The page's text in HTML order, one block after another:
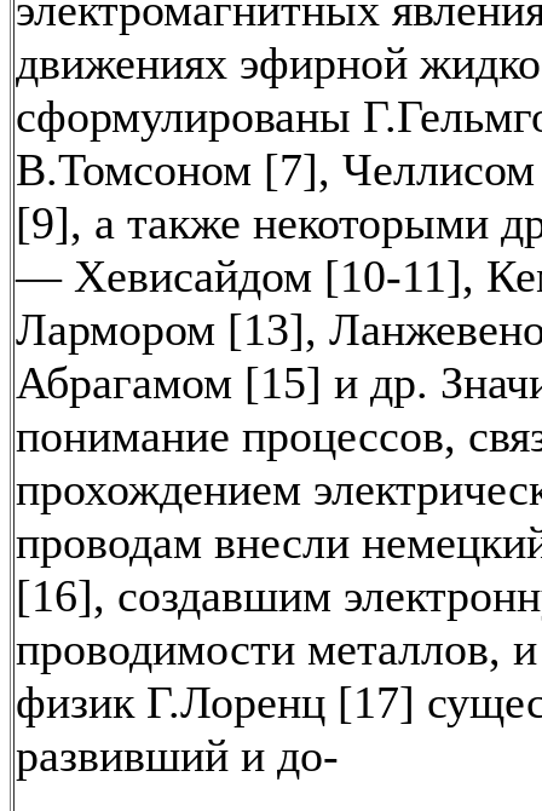
движениях эфирной
сформулированы
В.Томсоном [7],
[9], а также некоторыми
— Хевисайдом [10-11],
Лармором [13],
Абрагамом [15] и др.
понимание процессов,
прохождением
проводам внесли
[16], создавшим
проводимости металлов,
физик Г.Лоренц [17]
развивший и до-